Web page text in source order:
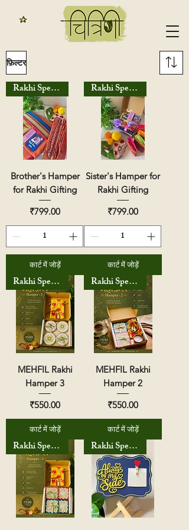
फ़िल्टर
Rakhi Special
Brother's Hamper
for Rakhi Gifting
मूल्य
₹799.00
कार्ट में जोड़ें
Rakhi Special
Sister's Hamper for
Rakhi Gifting
मूल्य
₹799.00
कार्ट में जोड़ें
Rakhi Special
MEHFIL Rakhi
Hamper 3
मूल्य
₹550.00
कार्ट में जोड़ें
Rakhi Special
MEHFIL Rakhi
Hamper 2
मूल्य
₹550.00
कार्ट में जोड़ें
Rakhi Special Rakhi Special